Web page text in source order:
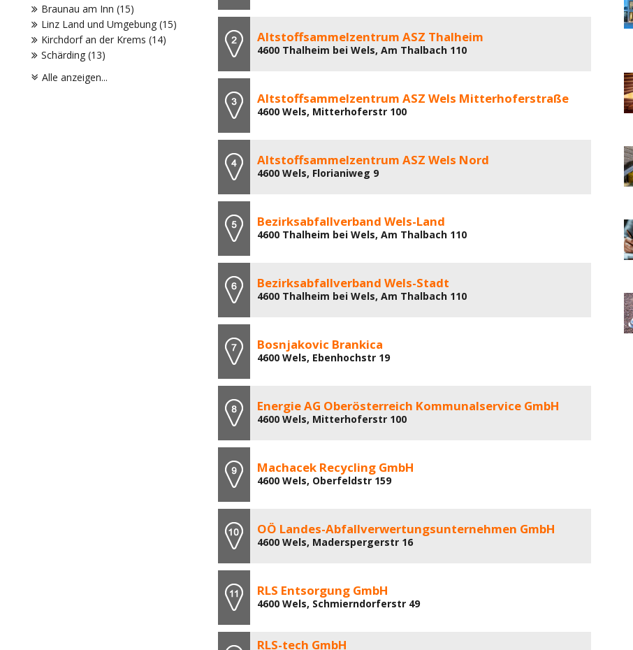
Altstoffsammelzentrum ASZ Thalheim
4600 Thalheim bei Wels, Am Thalbach 110
Altstoffsammelzentrum ASZ Wels Mitterhoferstraße
4600 Wels, Mitterhoferstr 100
Altstoffsammelzentrum ASZ Wels Nord
4600 Wels, Florianiweg 9
Bezirksabfallverband Wels-Land
4600 Thalheim bei Wels, Am Thalbach 110
Bezirksabfallverband Wels-Stadt
4600 Thalheim bei Wels, Am Thalbach 110
Bosnjakovic Brankica
4600 Wels, Ebenhochstr 19
Energie AG Oberösterreich Kommunalservice GmbH
4600 Wels, Mitterhoferstr 100
Machacek Recycling GmbH
4600 Wels, Oberfeldstr 159
OÖ Landes-Abfallverwertungsunternehmen GmbH
4600 Wels, Maderspergerstr 16
RLS Entsorgung GmbH
4600 Wels, Schmierndorferstr 49
RLS-tech GmbH
Braunau am Inn (15)
Linz Land und Umgebung (15)
Kirchdorf an der Krems (14)
Schärding (13)
Alle anzeigen...